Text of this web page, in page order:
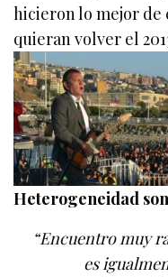
hicieron lo mejor de
quieran volver el
Heterogeneidad
“Encuentro muy
es